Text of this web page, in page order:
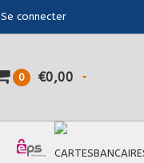
Se connecter
0 €0,00